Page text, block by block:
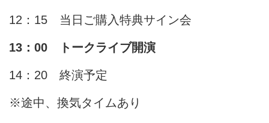
12：15 当日ご購入特典サイン会
13：00 トークライブ開演
14：20 終演予定
※途中、換気タイムあり